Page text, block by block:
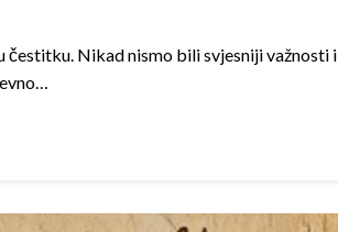
čestitku. Nikad nismo bili svjesniji važnosti i